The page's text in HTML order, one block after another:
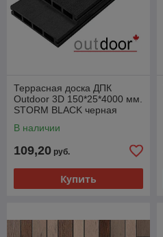
Террасная доска ДПК
Outdoor 3D 150*25*4000 мм.
STORM BLACK черная
В наличии
109,20 руб.
Купить